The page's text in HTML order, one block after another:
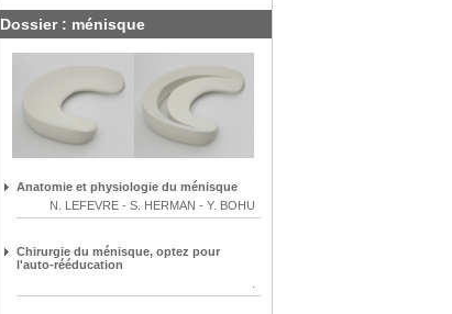
Dossier : ménisque
Anatomie et physiologie du ménisque
N. LEFEVRE - S. HERMAN - Y. BOHU
Chirurgie du ménisque, optez pour
l'auto-rééducation